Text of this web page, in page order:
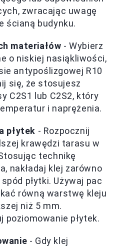
zwracając uwagę
ścianą budynku.
materiałów - Wybierz
o niskiej nasiąkliwości,
antypoślizgowej R10
się, że stosujesz
C2S1 lub C2S2, który
i naprężenia.
płytek - Rozpocznij
krawędzi tarasu w
technikę
nakładaj klej zarówno
płytki. Używaj pac
równą warstwę kleju
niż 5 mm.
poziomowanie płytek.
- Gdy klej